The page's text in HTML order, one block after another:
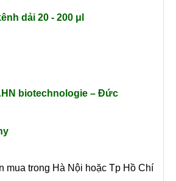
dải 20 - 200 μl
biotechnologie – Đức
mua trong Hà Nội hoặc Tp Hồ Chí